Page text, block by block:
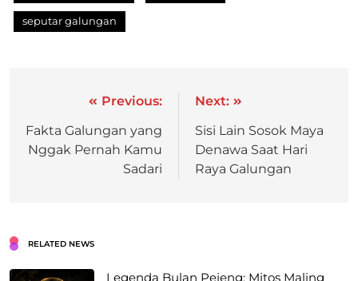
seputar galungan
Previous:
Fakta Galungan yang
Nggak Pernah Kamu
Sadari
Next:
Sisi Lain Sosok Maya
Denawa Saat Hari
Raya Galungan
RELATED NEWS
Legenda Bulan Pejeng: Mitos Maling